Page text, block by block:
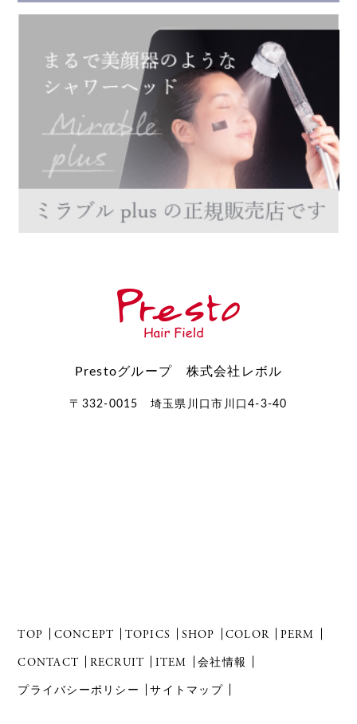
Prestoグループ 株式会社レボル
〒332-0015 埼玉県川口市川口4-3-40
TOP CONCEPT TOPICS SHOP COLOR
PERM
CONTACT
RECRUIT ITEM 会社情報
プライバシーポリシー サイトマップ